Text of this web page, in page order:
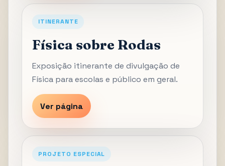
ITINERANTE
Física sobre Rodas
Exposição itinerante de divulgação de
Física para escolas e público em geral.
Ver página
PROJETO ESPECIAL